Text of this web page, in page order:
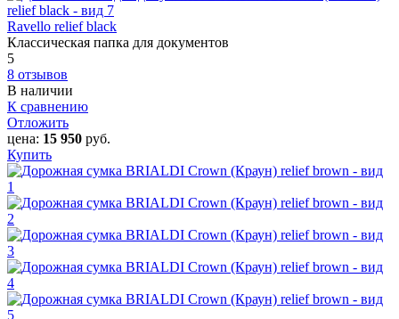
Ravello relief black
Классическая папка для документов
5
8 отзывов
В наличии
К сравнению
Отложить
цена: 15 950 руб.
Купить